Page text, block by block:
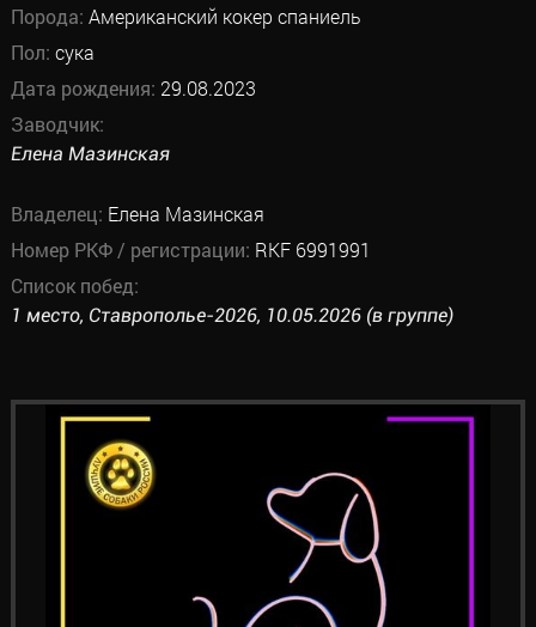
Порода: Американский кокер спаниель
Пол: сука
Дата рождения: 29.08.2023
Заводчик:
Елена Мазинская
Владелец: Елена Мазинская
Номер РКФ / регистрации: RKF 6991991
Список побед:
1 место, Ставрополье-2026, 10.05.2026 (в группе)